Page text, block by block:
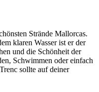
Strände Mallorcas.
klaren Wasser ist er der
und die Schönheit der
Schwimmen oder einfach
sollte auf deiner